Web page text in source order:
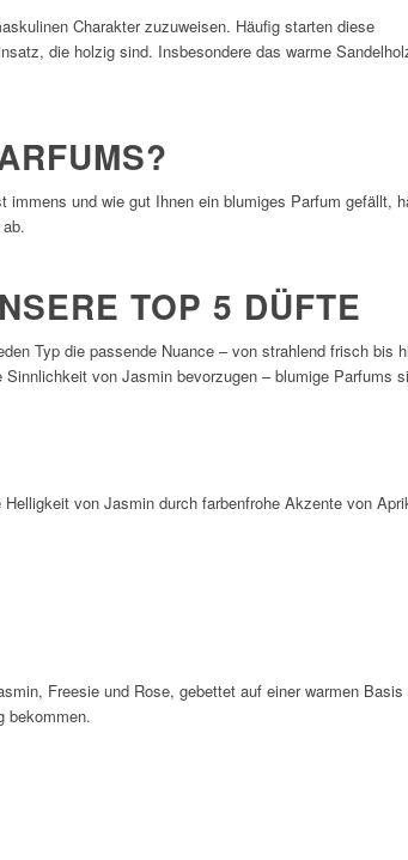
Charakter zuzuweisen. Häufig starten diese
die holzig sind. Insbesondere das warme
und wie gut Ihnen ein blumiges Parfum gefällt,
TOP 5 DÜFTE
Typ die passende Nuance – von strahlend frisch bis
von Jasmin bevorzugen – blumige Parfums
von Jasmin durch farbenfrohe Akzente von
Freesie und Rose, gebettet auf einer warmen Basis
bekommen.